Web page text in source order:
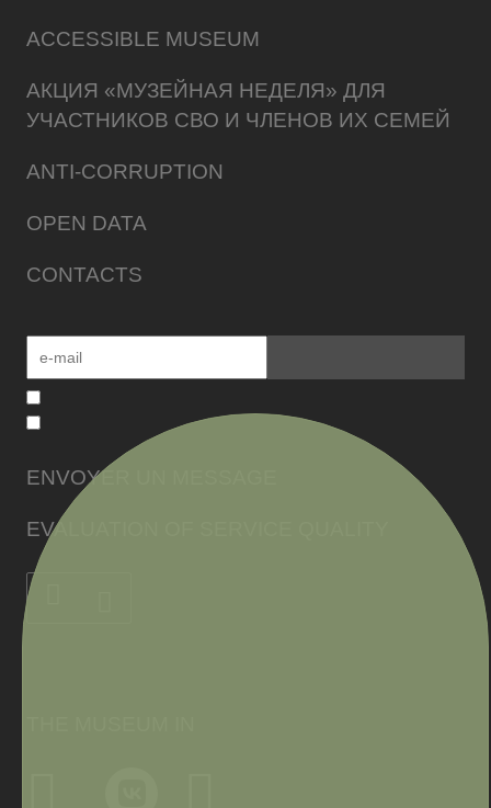
ACCESSIBLE MUSEUM
АКЦИЯ «МУЗЕЙНАЯ НЕДЕЛЯ» ДЛЯ
УЧАСТНИКОВ СВО И ЧЛЕНОВ ИХ СЕМЕЙ
ANTI-CORRUPTION
OPEN DATA
CONTACTS
ENVOYER UN MESSAGE
EVALUATION OF SERVICE QUALITY